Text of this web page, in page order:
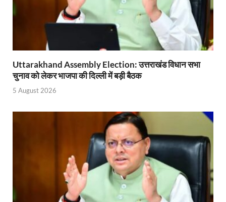
Khelo India Tribes Games: देश में पहली बार हो रहे
CM Yogi Review Meeting: राजस्व के सभी मामलों का
छत्तीसगढ़ को मिला खेलो इंडिया ट्राइबल गेम्स, 14
Shikayat Se Samadhan: एक ही मंच पर जनता को मिला
UP Police Recruitments: साल के आखिरी दिन युवाओं
UP Tourism: योगी सरकार के प्रयास से सनातन का
Indian Railway Network: 2026 के लिए मंच तैयार
Severe cold wave: यूपी में 12वीं तक के सभी स्कूल 1
Uttarakhand Assembly Election: उत्तराखंड विधान सभा
चुनाव को लेकर भाजपा की दिल्ली में बड़ी बैठक
5 August 2026